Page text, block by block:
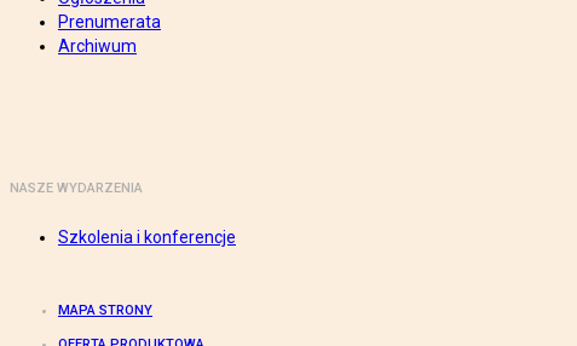
Prenumerata
Archiwum
NASZE WYDARZENIA
Szkolenia i konferencje
MAPA STRONY